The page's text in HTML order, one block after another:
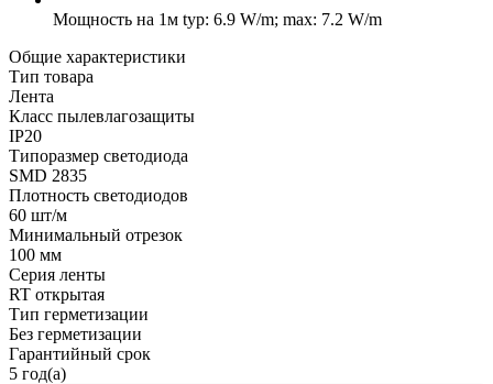
Мощность на 1м typ: 6.9 W/m; max: 7.2 W/m
Общие характеристики
Тип товара
Лента
Класс пылевлагозащиты
IP20
Типоразмер светодиода
SMD 2835
Плотность светодиодов
60 шт/м
Минимальный отрезок
100 мм
Серия ленты
RT открытая
Тип герметизации
Без герметизации
Гарантийный срок
5 год(а)